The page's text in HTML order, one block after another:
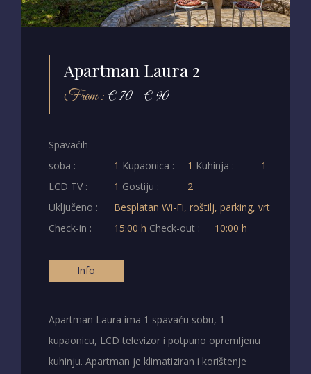
Apartman Laura 2
From :€ 70 - € 90
Spavaćih
soba :
1 Kupaonica : 1 Kuhinja :
1
LCD TV :
1 Gostiju :
2
Uključeno :
Besplatan Wi-Fi, roštilj, parking, vrt
Check-in :
15:00 h Check-out : 10:00 h
Info
Apartman Laura ima 1 spavaću sobu, 1
kupaonicu, LCD televizor i potpuno opremljenu
kuhinju. Apartman je klimatiziran i korištenje